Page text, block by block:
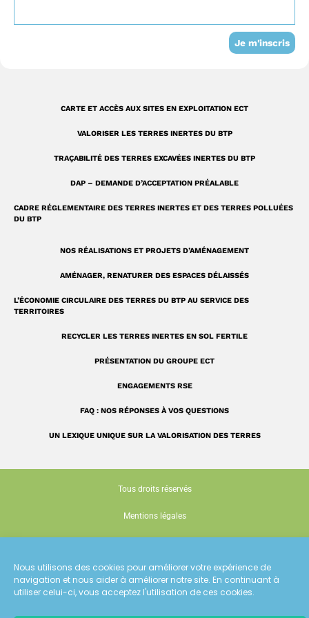
Nous utilisons des cookies pour améliorer votre expérience de
navigation et nous aider à améliorer notre site. En continuant à
utiliser celui-ci, vous acceptez l'utilisation de ces cookies.
o
k
e i
n
s
t
a
m
Je m'inscris
CARTE ET ACCÈS AUX SITES EN EXPLOITATION ECT
VALORISER LES TERRES INERTES DU BTP
TRAÇABILITÉ DES TERRES EXCAVÉES INERTES DU BTP
DAP – DEMANDE D’ACCEPTATION PRÉALABLE
CADRE RÉGLEMENTAIRE DES TERRES INERTES ET DES TERRES POLLUÉES
DU BTP
NOS RÉALISATIONS ET PROJETS D’AMÉNAGEMENT
AMÉNAGER, RENATURER DES ESPACES DÉLAISSÉS
L’ÉCONOMIE CIRCULAIRE DES TERRES DU BTP AU SERVICE DES
TERRITOIRES
RECYCLER LES TERRES INERTES EN SOL FERTILE
PRÉSENTATION DU GROUPE ECT
ENGAGEMENTS RSE
FAQ : NOS RÉPONSES À VOS QUESTIONS
UN LEXIQUE UNIQUE SUR LA VALORISATION DES TERRES
Tous droits réservés
Mentions légales
Gestion des cookies
Conception : Siouxe